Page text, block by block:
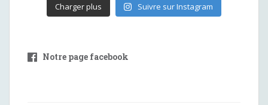
Charger plus Suivre sur Instagram
Notre page facebook